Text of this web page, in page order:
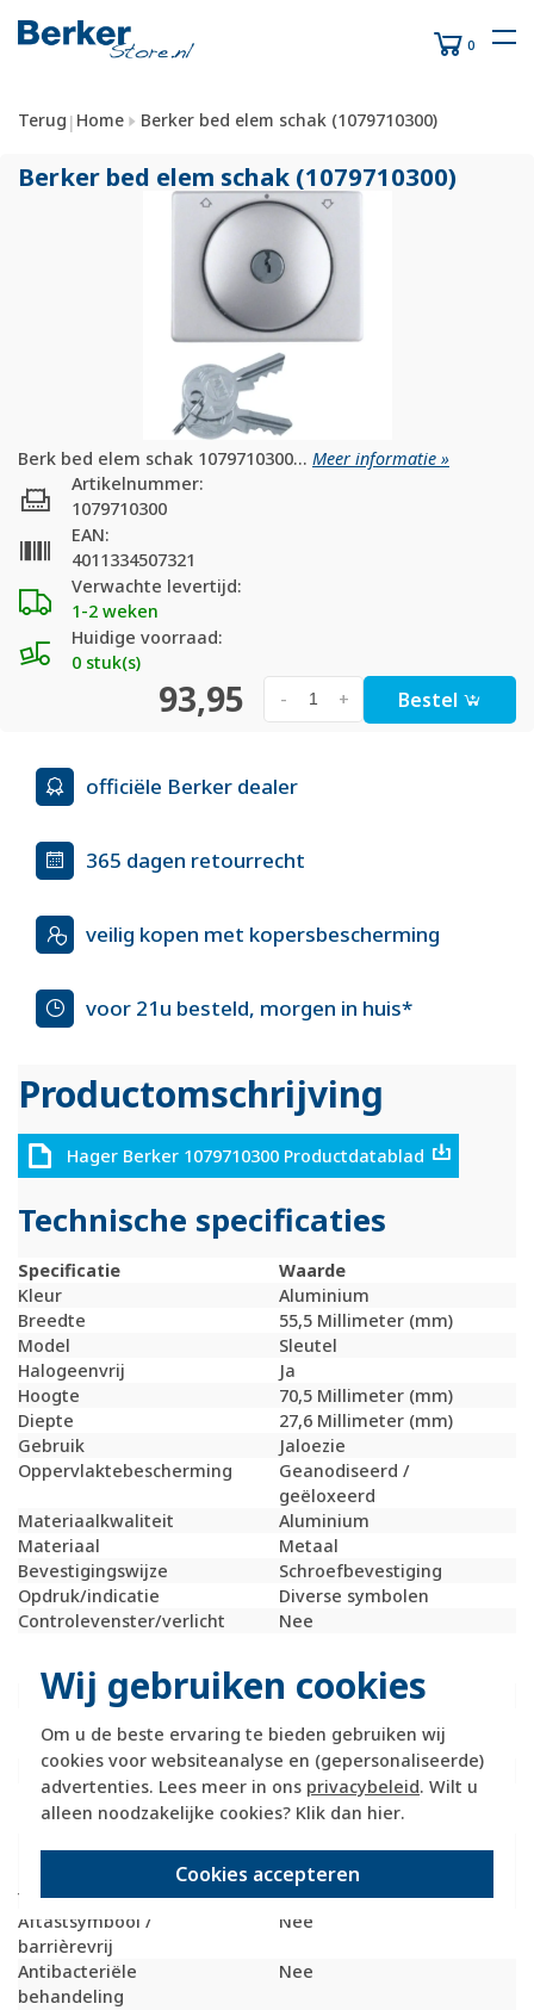
Wij gebruiken cookies
Om u de beste ervaring te bieden gebruiken wij
cookies voor websiteanalyse en (gepersonaliseerde)
advertenties. Lees meer in ons privacybeleid. Wilt u
alleen noodzakelijke cookies? Klik dan hier.
Cookies accepteren
0
Terug | Home Berker bed elem schak (1079710300)
Berker bed elem schak (1079710300)
Berk bed elem schak 1079710300... Meer informatie »
Verwachte levertijd:
1-2 weken
Huidige voorraad:
0 stuk(s)
Artikelnummer:
1079710300
EAN:
4011334507321
93,95 +
- Bestel
officiële Berker dealer
365 dagen retourrecht
veilig kopen met kopersbescherming
voor 21u besteld, morgen in huis*
Productomschrijving
Hager Berker 1079710300 Productdatablad
Technische specificaties
Specificatie
Waarde
Kleur
Aluminium
Breedte
55,5 Millimeter (mm)
Model
Sleutel
Halogeenvrij
Ja
Hoogte
70,5 Millimeter (mm)
Diepte
27,6 Millimeter (mm)
Gebruik
Jaloezie
Oppervlaktebescherming
Geanodiseerd /
geëloxeerd
Materiaalkwaliteit
Aluminium
Materiaal
Metaal
Bevestigingswijze
Schroefbevestiging
Opdruk/indicatie
Diverse symbolen
Controlevenster/verlicht
Nee
(vergelijkbaar)
Met indicatieveld
Nee
lens/symbool
Uitvoering oppervlakte
Mat
Geschikt voor
beschermingsgraad (IP)
IP20
Geschikt voor
toetsaansluiting
Nee
Aftastsymbool /
barrièrevrij
Nee
Antibacteriële
behandeling
Nee